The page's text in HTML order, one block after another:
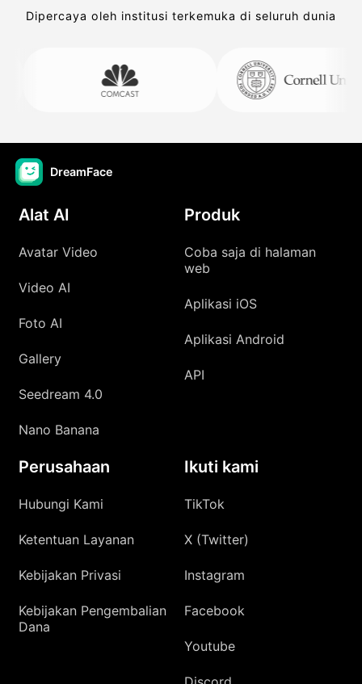
Dipercaya oleh institusi terkemuka di seluruh dunia
DreamFace
Alat AI
Avatar Video
Video AI
Foto AI
Gallery
Seedream 4.0
Nano Banana
Produk
Coba saja di halaman
web
Aplikasi iOS
Aplikasi Android
API
Perusahaan
Hubungi Kami
Ketentuan Layanan
Kebijakan Privasi
Kebijakan Pengembalian
Dana
Ikuti kami
TikTok
X (Twitter)
Instagram
Facebook
Youtube